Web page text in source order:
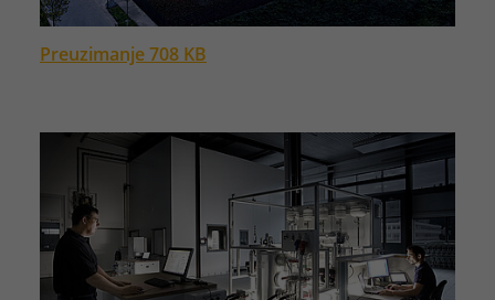
Preuzimanje 708 KB